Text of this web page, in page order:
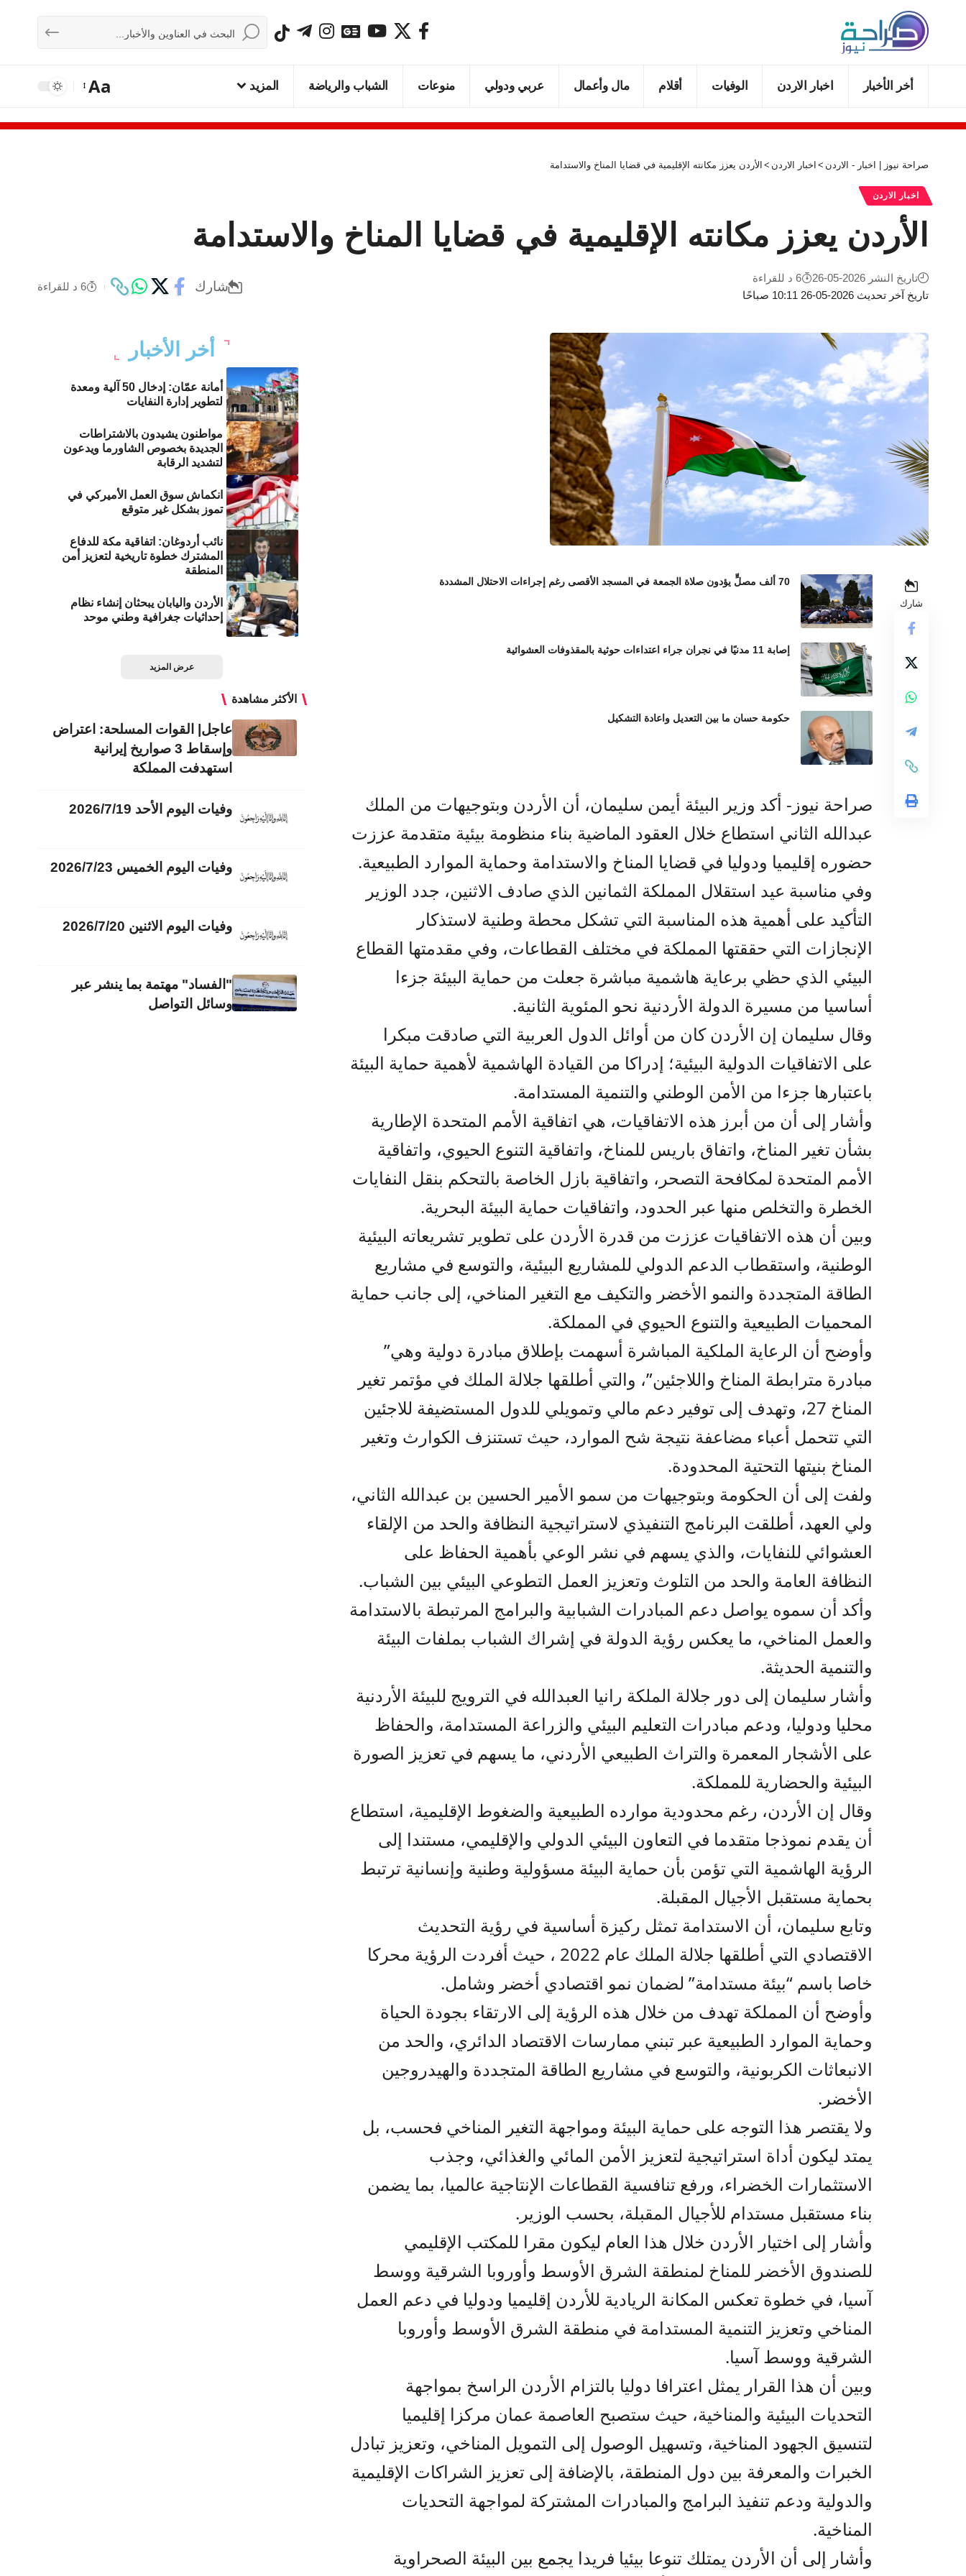
أخر الأخبار اخبار الاردن الوفيات أقلام مال وأعمال عربي ودولي منوعات الشباب والرياضة المزيد Aa
صراحة نيوز | اخبار - الاردن > اخبار الاردن > الأردن يعزز مكانته الإقليمية في قضايا المناخ والاستدامة
اخبار الاردن
الأردن يعزز مكانته الإقليمية في قضايا المناخ والاستدامة
تاريخ آخر تحديث 2026-05-26 10:11 صباحًا
تاريخ النشر 2026-05-26 6 د للقراءة
شارك 6 د للقراءة
شارك
70 ألف مصلٍّ يؤدون صلاة الجمعة في المسجد الأقصى رغم إجراءات الاحتلال المشددة
إصابة 11 مدنيًا في نجران جراء اعتداءات حوثية بالمقذوفات العشوائية
حكومة حسان ما بين التعديل واعادة التشكيل
صراحة نيوز- أكد وزير البيئة أيمن سليمان، أن الأردن وبتوجيهات من الملك
عبدالله الثاني استطاع خلال العقود الماضية بناء منظومة بيئية متقدمة عززت
حضوره إقليميا ودوليا في قضايا المناخ والاستدامة وحماية الموارد الطبيعية.
وفي مناسبة عيد استقلال المملكة الثمانين الذي صادف الاثنين، جدد الوزير
التأكيد على أهمية هذه المناسبة التي تشكل محطة وطنية لاستذكار
الإنجازات التي حققتها المملكة في مختلف القطاعات، وفي مقدمتها القطاع
البيئي الذي حظي برعاية هاشمية مباشرة جعلت من حماية البيئة جزءا
أساسيا من مسيرة الدولة الأردنية نحو المئوية الثانية.
وقال سليمان إن الأردن كان من أوائل الدول العربية التي صادقت مبكرا
على الاتفاقيات الدولية البيئية؛ إدراكا من القيادة الهاشمية لأهمية حماية البيئة
باعتبارها جزءا من الأمن الوطني والتنمية المستدامة.
وأشار إلى أن من أبرز هذه الاتفاقيات، هي اتفاقية الأمم المتحدة الإطارية
بشأن تغير المناخ، واتفاق باريس للمناخ، واتفاقية التنوع الحيوي، واتفاقية
الأمم المتحدة لمكافحة التصحر، واتفاقية بازل الخاصة بالتحكم بنقل النفايات
الخطرة والتخلص منها عبر الحدود، واتفاقيات حماية البيئة البحرية.
وبين أن هذه الاتفاقيات عززت من قدرة الأردن على تطوير تشريعاته البيئية
الوطنية، واستقطاب الدعم الدولي للمشاريع البيئية، والتوسع في مشاريع
الطاقة المتجددة والنمو الأخضر والتكيف مع التغير المناخي، إلى جانب حماية
المحميات الطبيعية والتنوع الحيوي في المملكة.
وأوضح أن الرعاية الملكية المباشرة أسهمت بإطلاق مبادرة دولية وهي”
مبادرة مترابطة المناخ واللاجئين”، والتي أطلقها جلالة الملك في مؤتمر تغير
المناخ 27، وتهدف إلى توفير دعم مالي وتمويلي للدول المستضيفة للاجئين
التي تتحمل أعباء مضاعفة نتيجة شح الموارد، حيث تستنزف الكوارث وتغير
المناخ بنيتها التحتية المحدودة.
ولفت إلى أن الحكومة وبتوجيهات من سمو الأمير الحسين بن عبدالله الثاني،
ولي العهد، أطلقت البرنامج التنفيذي لاستراتيجية النظافة والحد من الإلقاء
العشوائي للنفايات، والذي يسهم في نشر الوعي بأهمية الحفاظ على
النظافة العامة والحد من التلوث وتعزيز العمل التطوعي البيئي بين الشباب.
وأكد أن سموه يواصل دعم المبادرات الشبابية والبرامج المرتبطة بالاستدامة
والعمل المناخي، ما يعكس رؤية الدولة في إشراك الشباب بملفات البيئة
والتنمية الحديثة.
وأشار سليمان إلى دور جلالة الملكة رانيا العبدالله في الترويج للبيئة الأردنية
محليا ودوليا، ودعم مبادرات التعليم البيئي والزراعة المستدامة، والحفاظ
على الأشجار المعمرة والتراث الطبيعي الأردني، ما يسهم في تعزيز الصورة
البيئية والحضارية للمملكة.
وقال إن الأردن، رغم محدودية موارده الطبيعية والضغوط الإقليمية، استطاع
أن يقدم نموذجا متقدما في التعاون البيئي الدولي والإقليمي، مستندا إلى
الرؤية الهاشمية التي تؤمن بأن حماية البيئة مسؤولية وطنية وإنسانية ترتبط
بحماية مستقبل الأجيال المقبلة.
وتابع سليمان، أن الاستدامة تمثل ركيزة أساسية في رؤية التحديث
الاقتصادي التي أطلقها جلالة الملك عام 2022 ، حيث أفردت الرؤية محركا
خاصا باسم “بيئة مستدامة” لضمان نمو اقتصادي أخضر وشامل.
وأوضح أن المملكة تهدف من خلال هذه الرؤية إلى الارتقاء بجودة الحياة
وحماية الموارد الطبيعية عبر تبني ممارسات الاقتصاد الدائري، والحد من
الانبعاثات الكربونية، والتوسع في مشاريع الطاقة المتجددة والهيدروجين
الأخضر.
ولا يقتصر هذا التوجه على حماية البيئة ومواجهة التغير المناخي فحسب، بل
يمتد ليكون أداة استراتيجية لتعزيز الأمن المائي والغذائي، وجذب
الاستثمارات الخضراء، ورفع تنافسية القطاعات الإنتاجية عالميا، بما يضمن
بناء مستقبل مستدام للأجيال المقبلة، بحسب الوزير.
وأشار إلى اختيار الأردن خلال هذا العام ليكون مقرا للمكتب الإقليمي
للصندوق الأخضر للمناخ لمنطقة الشرق الأوسط وأوروبا الشرقية ووسط
آسيا، في خطوة تعكس المكانة الريادية للأردن إقليميا ودوليا في دعم العمل
المناخي وتعزيز التنمية المستدامة في منطقة الشرق الأوسط وأوروبا
الشرقية ووسط آسيا.
وبين أن هذا القرار يمثل اعترافا دوليا بالتزام الأردن الراسخ بمواجهة
التحديات البيئية والمناخية، حيث ستصبح العاصمة عمان مركزا إقليميا
لتنسيق الجهود المناخية، وتسهيل الوصول إلى التمويل المناخي، وتعزيز تبادل
الخبرات والمعرفة بين دول المنطقة، بالإضافة إلى تعزيز الشراكات الإقليمية
والدولية ودعم تنفيذ البرامج والمبادرات المشتركة لمواجهة التحديات
المناخية.
وأشار إلى أن الأردن يمتلك تنوعا بيئيا فريدا يجمع بين البيئة الصحراوية
أخر الأخبار
أمانة عمّان: إدخال 50 آلية ومعدة
لتطوير إدارة النفايات
مواطنون يشيدون بالاشتراطات
الجديدة بخصوص الشاورما ويدعون
لتشديد الرقابة
انكماش سوق العمل الأميركي في
تموز بشكل غير متوقع
نائب أردوغان: اتفاقية مكة للدفاع
المشترك خطوة تاريخية لتعزيز أمن
المنطقة
الأردن واليابان يبحثان إنشاء نظام
إحداثيات جغرافية وطني موحد
عرض المزيد
الأكثر مشاهدة
عاجل| القوات المسلحة: اعتراض
وإسقاط 3 صواريخ إيرانية
استهدفت المملكة
وفيات اليوم الأحد 2026/7/19
وفيات اليوم الخميس 2026/7/23
وفيات اليوم الاثنين 2026/7/20
"الفساد" مهتمة بما ينشر عبر
وسائل التواصل